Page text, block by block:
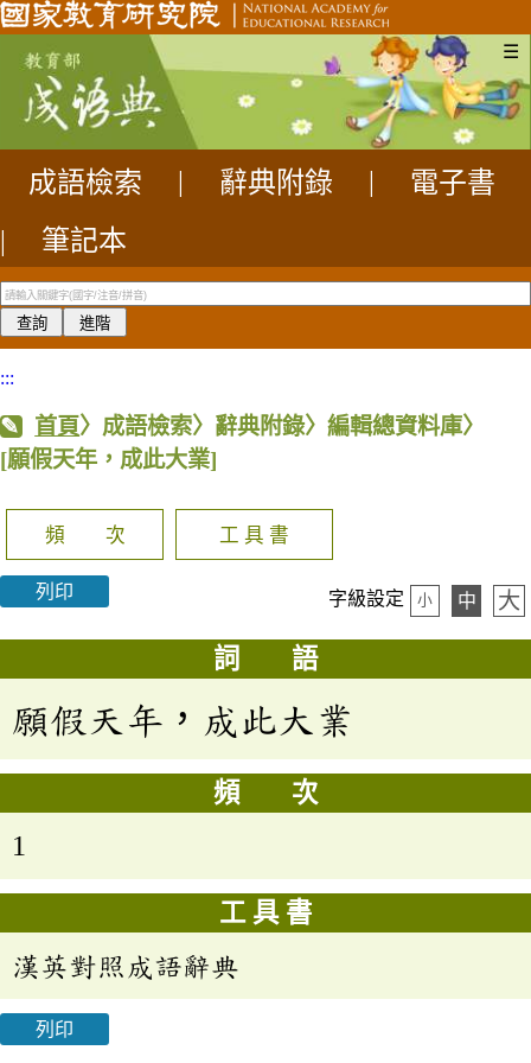
☰
成語檢索 辭典附錄
電子書
|
筆記本
:::
首頁〉成語檢索〉辭典附錄〉編輯總資料庫〉
[願假天年，成此大業]
頻 次 工 具 書
列印 字級設定 小 中 大
詞 語
願假天年，成此大業
頻 次
1
工 具 書
漢英對照成語辭典
列印